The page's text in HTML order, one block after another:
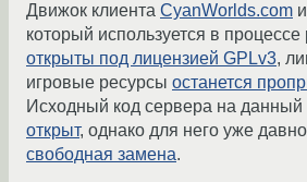
Движок клиента CyanWorlds.com
который используется в процессе
открыты под лицензией GPLv3,
игровые ресурсы останется
Исходный код сервера на
открыт, однако для него уже
свободная замена.